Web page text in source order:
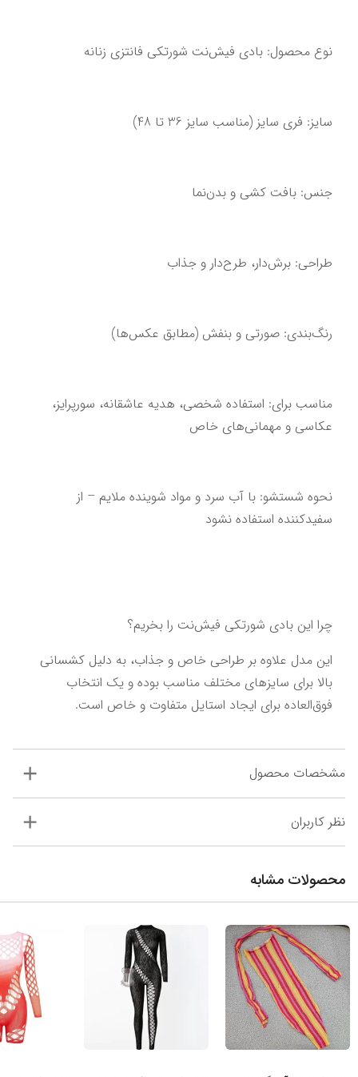
نوع محصول: بادی فیش‌نت شورتکی فانتزی زنانه
سایز: فری سایز (مناسب سایز 36 تا 48)
جنس: بافت کشی و بدن‌نما
طراحی: برش‌دار، طرح‌دار و جذاب
رنگ‌بندی: صورتی و بنفش (مطابق عکس‌ها)
عکاسی و مهمانی‌های خاص
سفیدکننده استفاده نشود
چرا این بادی شورتکی فیش‌نت را بخریم؟
فوق‌العاده برای ایجاد استایل متفاوت و خاص است.
مشخصات محصول
نظر کاربران
محصولات مشابه